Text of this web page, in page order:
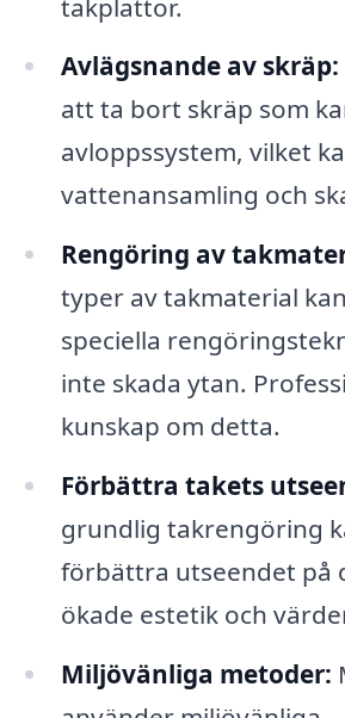
Avlägsnande av skräp:
att ta bort skräp som
avloppssystem, vilket
vattenansamling och
Rengöring av
typer av takmaterial
speciella
inte skada ytan.
kunskap om detta.
Förbättra takets
grundlig takrengöring
förbättra utseendet på
ökade estetik och
Miljövänliga metoder: